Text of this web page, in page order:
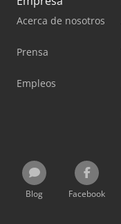
Acerca de nosotros
Prensa
Empleos
Blog Facebook